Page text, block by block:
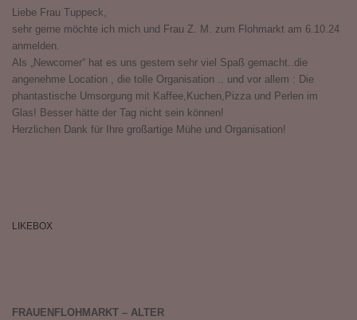
Liebe Frau Tuppeck,
sehr gerne möchte ich mich und Frau Z. M. zum Flohmarkt am 6.10.24
anmelden.
Als „Newcomer“ hat es uns gestern sehr viel Spaß gemacht..die
angenehme Location , die tolle Organisation .. und vor allem : Die
phantastische Umsorgung mit Kaffee,Kuchen,Pizza und Perlen im
Glas! Besser hätte der Tag nicht sein können!
Herzlichen Dank für Ihre großartige Mühe und Organisation!
LIKEBOX
FRAUENFLOHMARKT – ALTER